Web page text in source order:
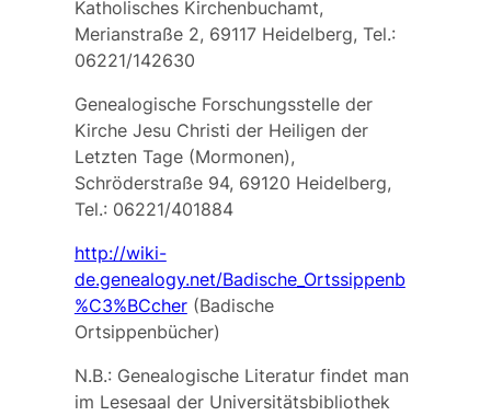
Katholisches Kirchenbuchamt,
Merianstraße 2, 69117 Heidelberg, Tel.:
06221/142630
Genealogische Forschungsstelle der
Kirche Jesu Christi der Heiligen der
Letzten Tage (Mormonen),
Schröderstraße 94, 69120 Heidelberg,
Tel.: 06221/401884
http://wiki-
de.genealogy.net/Badische_Ortssippenb
%C3%BCcher(Badische
Ortsippenbücher)
N.B.: Genealogische Literatur findet man
im Lesesaal der Universitätsbibliothek